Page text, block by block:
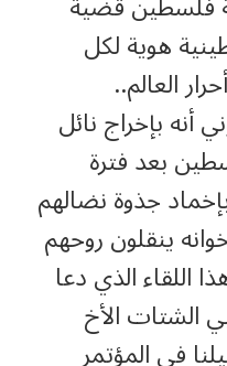
هوية لكل
العالم..
أنه بإخراج نائل
بعد فترة
جذوة نضالهم
ينقلون روحهم
اللقاء الذي دعا
الشتات الأخ
في المؤتمر